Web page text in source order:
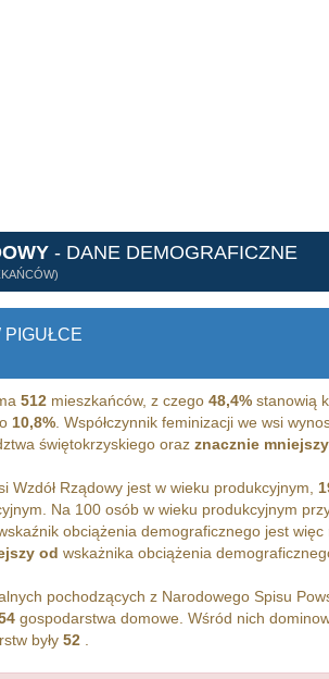
- DANE DEMOGRAFICZNE
PIGUŁCE
512mieszkańców, z czego 48,4%stanowią
10,8%. Współczynnik feminizacji we wsi
świętokrzyskiego oraz znacznie
Wzdół Rządowy jest w wieku produkcyjnym,
Na 100 osób w wieku produkcyjnym
obciążenia demograficznego jest więc
od wskażnika obciążenia
pochodzących z Narodowego Spisu
gospodarstwa domowe. Wśród nich
były 52.